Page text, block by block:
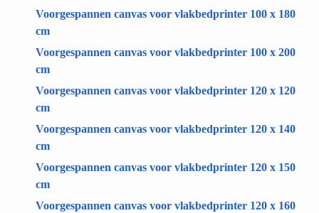
Voorgespannen canvas voor vlakbedprinter 100 x 180
cm
Voorgespannen canvas voor vlakbedprinter 100 x 200
cm
Voorgespannen canvas voor vlakbedprinter 120 x 120
cm
Voorgespannen canvas voor vlakbedprinter 120 x 140
cm
Voorgespannen canvas voor vlakbedprinter 120 x 150
cm
Voorgespannen canvas voor vlakbedprinter 120 x 160